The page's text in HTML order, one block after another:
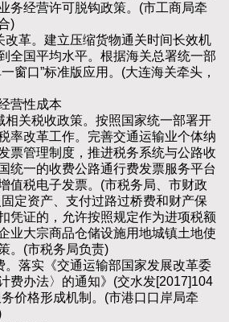
务经营许可脱钩政策。(市工商局牵
)
革。建立压缩货物通关时间长效机
全国平均水平。根据海关总署统一部
窗口”标准版应用。(大连海关牵头，
营性成本
关税收政策。按照国家统一部署开
率改革工作。完善交通运输业个体纳
票管理制度，推进税务系统与公路收
统一的收费公路通行费发票服务平台
值税电子发票。(市税务局、市财政
定资产、支付过路过桥费和财产保
凭证的，允许按照规定作为进项税额
业大宗商品仓储设施用地城镇土地使
。(市税务局负责)
落实《交通运输部国家发展改革委
费办法〉的通知》(交水发[2017]104
价格形成机制。(市港口口岸局牵